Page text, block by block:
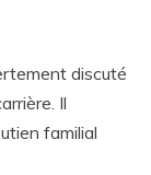
discuté
Il
familial